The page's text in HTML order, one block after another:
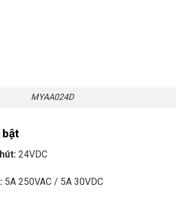
MYAA024D
24VDC
5A 250VAC / 5A 30VDC